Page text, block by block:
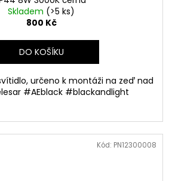
Skladem (>5 ks)
800 Kč
DO KOŠÍKU
určeno k montáži na zeď nad
#AEblack #blackandlight
Kód: PN12300008